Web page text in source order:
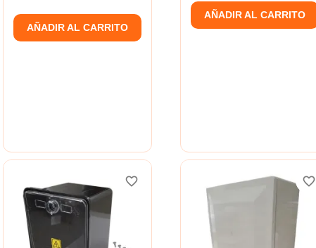
AÑADIR AL CARRITO
AÑADIR AL CARRITO
favorite_border
favorite_border favorite_border
favorite_border